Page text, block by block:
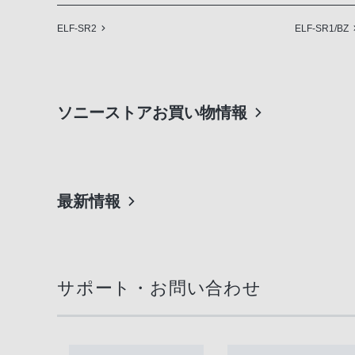
ELF-SR2 ELF-SR1/BZ
ソニーストアお買い物情報
最新情報
サポート・お問い合わせ